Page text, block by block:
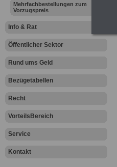
Mehrfachbestellungen zum
Vorzugspreis
Info & Rat
Öffentlicher Sektor
Rund ums Geld
Bezügetabellen
Recht
VorteilsBereich
Service
Kontakt